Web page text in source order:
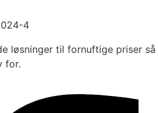
løsninger til fornuftige priser så
for.